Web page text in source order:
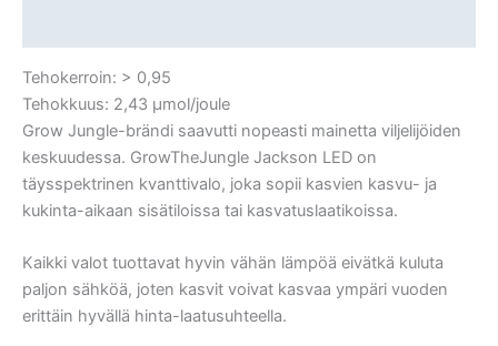
Tehokerroin: > 0,95
Tehokkuus: 2,43 μmol/joule
Grow Jungle-brändi saavutti nopeasti mainetta viljelijöiden
keskuudessa. GrowTheJungle Jackson LED on
täysspektrinen kvanttivalo, joka sopii kasvien kasvu- ja
kukinta-aikaan sisätiloissa tai kasvatuslaatikoissa.
Kaikki valot tuottavat hyvin vähän lämpöä eivätkä kuluta
paljon sähköä, joten kasvit voivat kasvaa ympäri vuoden
erittäin hyvällä hinta-laatusuhteella.